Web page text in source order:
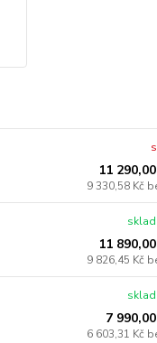
11
9 330,58 Kč
11
9 826,45 Kč
7
6 603,31 Kč